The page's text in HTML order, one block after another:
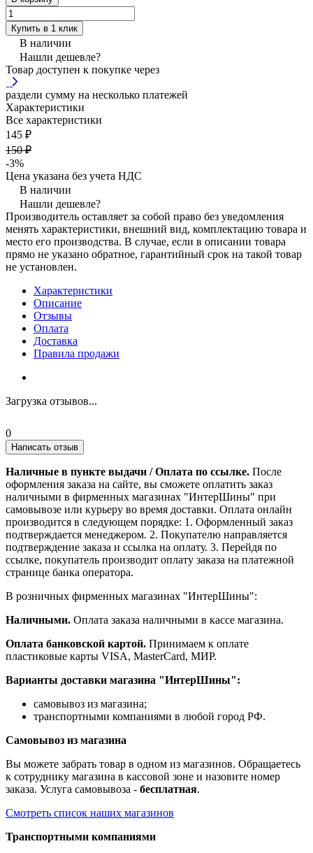
Купить в 1 клик
В наличии
Нашли дешевле?
Товар доступен к покупке через
раздели сумму на несколько платежей
Характеристики
Все характеристики
145 ₽
150 ₽
-3%
Цена указана без учета НДС
В наличии
Нашли дешевле?
Производитель оставляет за собой право без уведомления
менять характеристики, внешний вид, комплектацию товара и
место его производства. В случае, если в описании товара
прямо не указано обратное, гарантийный срок на такой товар
не установлен.
Характеристики
Описание
Отзывы
Оплата
Доставка
Правила продажи
Загрузка отзывов...
0
Написать отзыв
Наличные в пункте выдачи / Оплата по ссылке. После
оформления заказа на сайте, вы сможете оплатить заказ
наличными в фирменных магазинах "ИнтерШины" при
самовывозе или курьеру во время доставки. Оплата онлайн
производится в следующем порядке: 1. Оформленный заказ
подтверждается менеджером. 2. Покупателю направляется
подтверждение заказа и ссылка на оплату. 3. Перейдя по
ссылке, покупатель производит оплату заказа на платежной
странице банка оператора.
В розничных фирменных магазинах "ИнтерШины":
Наличными. Оплата заказа наличными в кассе магазина.
Оплата банковской картой. Принимаем к оплате
пластиковые карты VISA, MasterCard, МИР.
Варианты доставки магазина "ИнтерШины":
самовывоз из магазина;
транспортными компаниями в любой город РФ.
Самовывоз из магазина
Вы можете забрать товар в одном из магазинов. Обращаетесь
к сотруднику магазина в кассовой зоне и назовите номер
заказа. Услуга самовывоза - бесплатная.
Смотреть список наших магазинов
Транспортными компаниями